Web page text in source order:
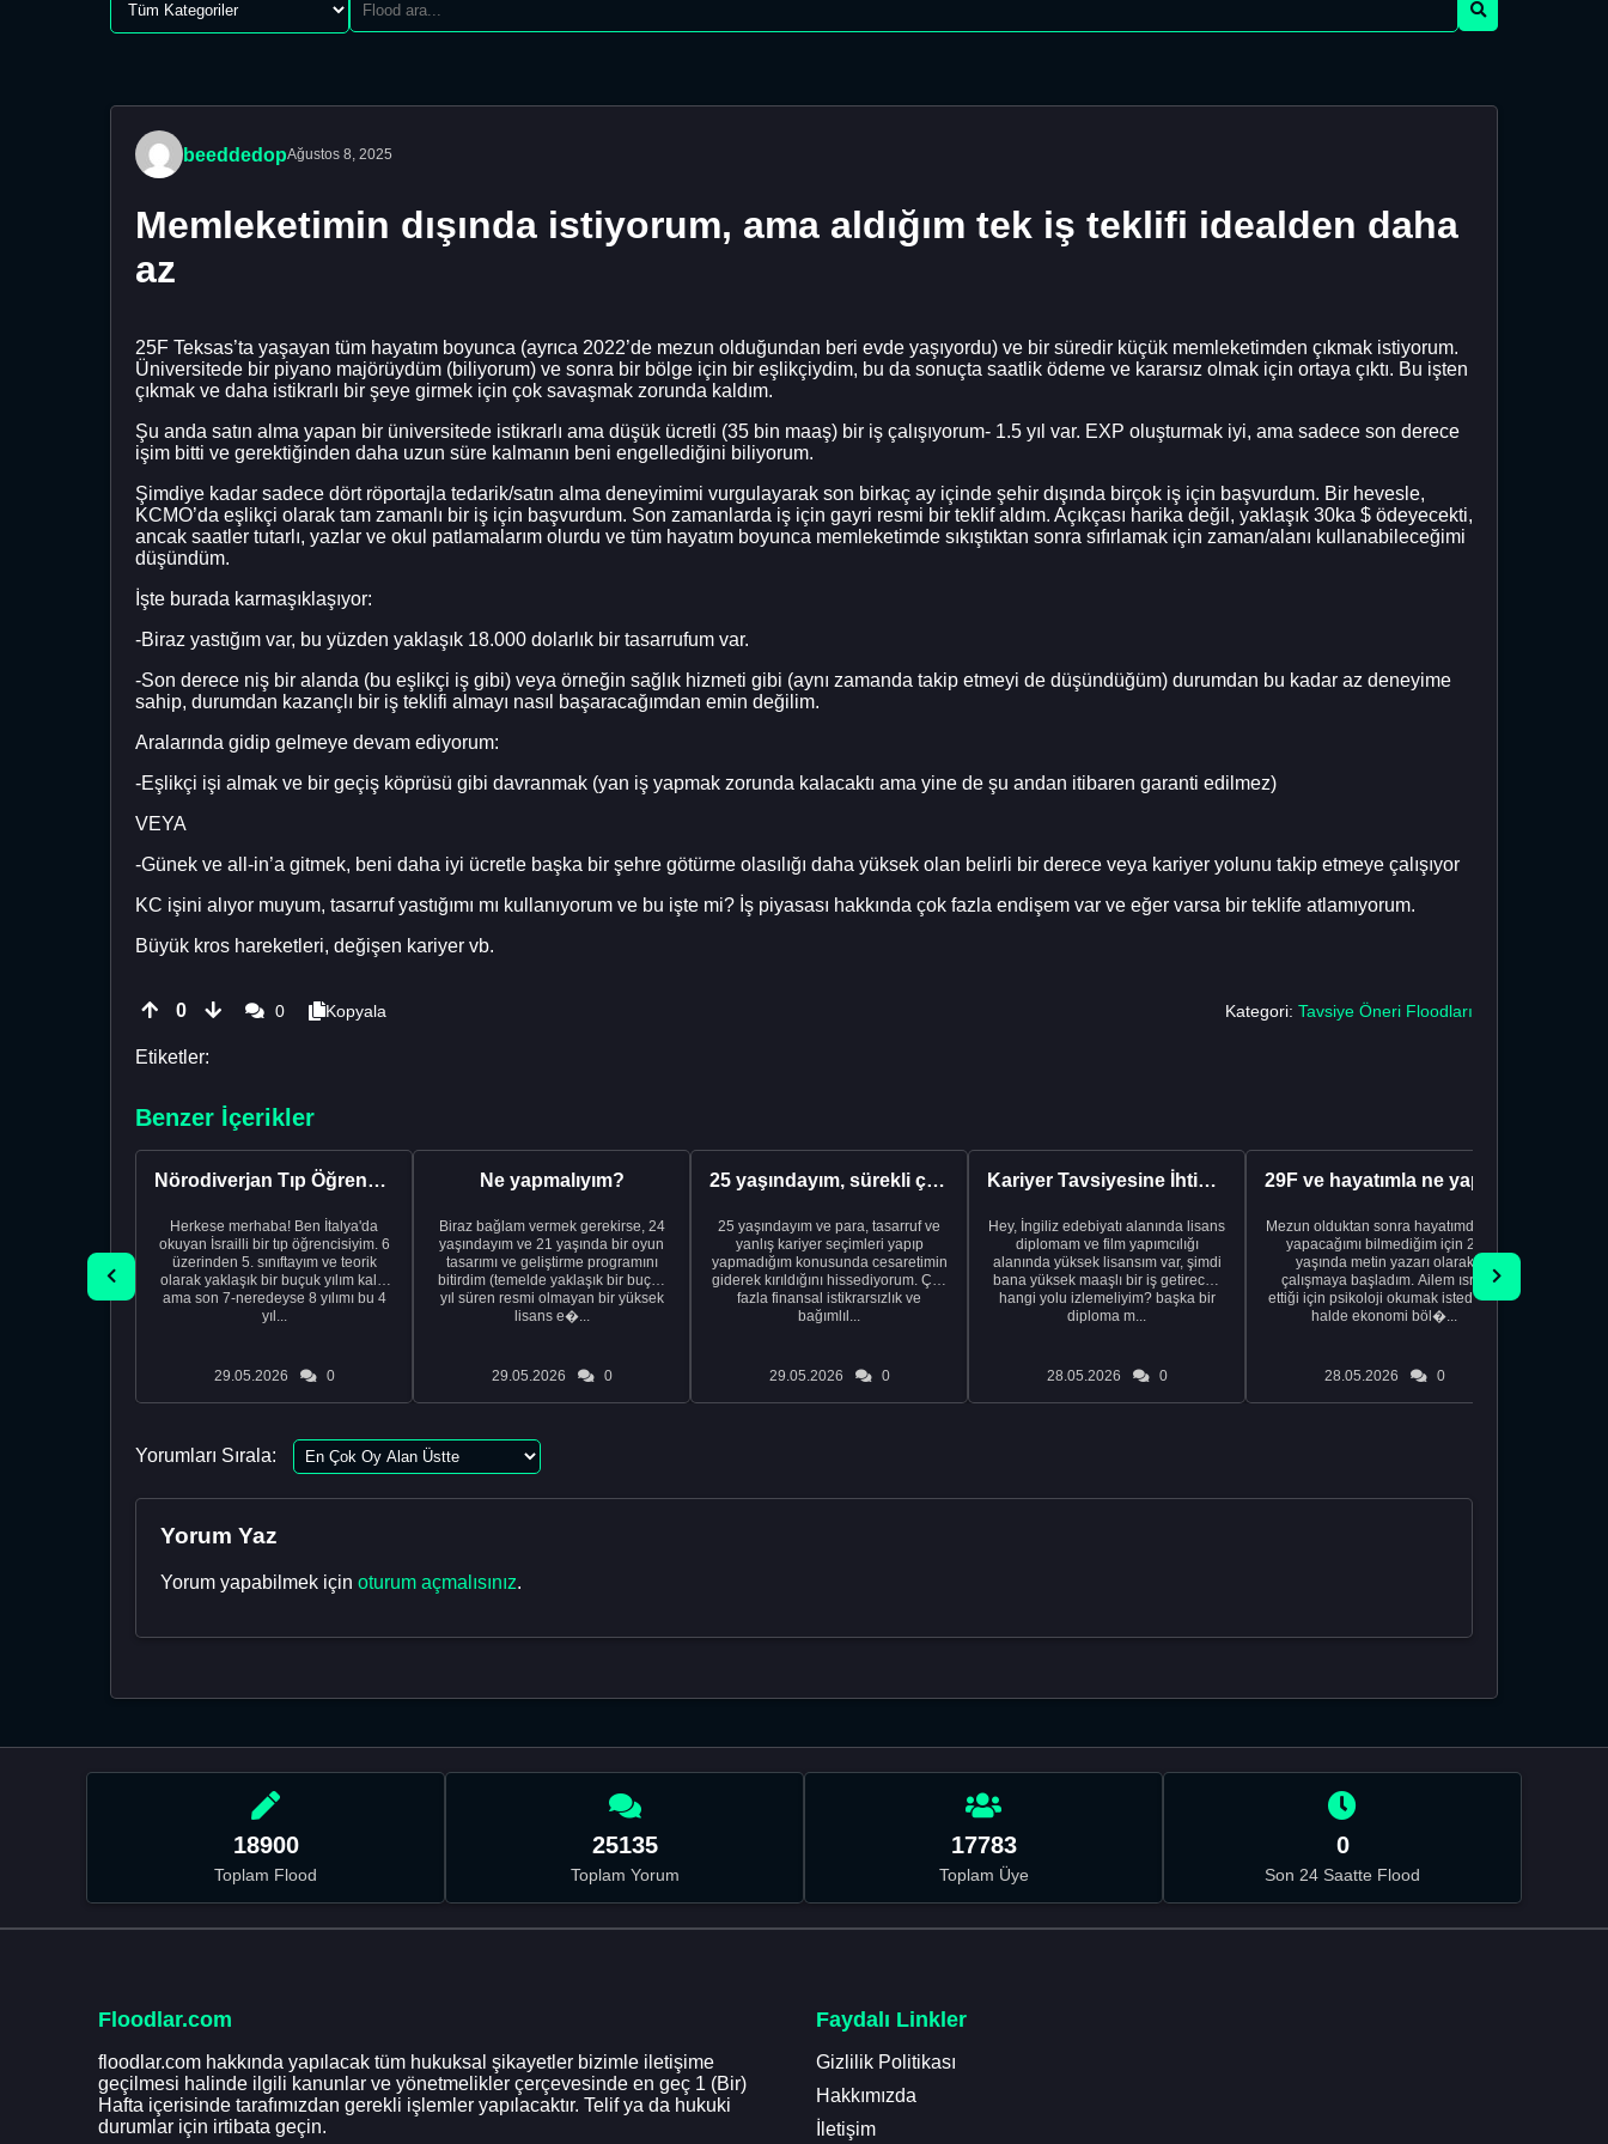
beeddedopAğustos 8, 2025
Memleketimin dışında istiyorum, ama aldığım tek iş teklifi idealden daha
az
25F Teksas’ta yaşayan tüm hayatım boyunca (ayrıca 2022’de mezun olduğundan beri evde yaşıyordu) ve bir süredir küçük memleketimden çıkmak istiyorum.
Üniversitede bir piyano majörüydüm (biliyorum) ve sonra bir bölge için bir eşlikçiydim, bu da sonuçta saatlik ödeme ve kararsız olmak için ortaya çıktı. Bu işten
çıkmak ve daha istikrarlı bir şeye girmek için çok savaşmak zorunda kaldım.
Şu anda satın alma yapan bir üniversitede istikrarlı ama düşük ücretli (35 bin maaş) bir iş çalışıyorum- 1.5 yıl var. EXP oluşturmak iyi, ama sadece son derece
işim bitti ve gerektiğinden daha uzun süre kalmanın beni engellediğini biliyorum.
Şimdiye kadar sadece dört röportajla tedarik/satın alma deneyimimi vurgulayarak son birkaç ay içinde şehir dışında birçok iş için başvurdum. Bir hevesle,
KCMO’da eşlikçi olarak tam zamanlı bir iş için başvurdum. Son zamanlarda iş için gayri resmi bir teklif aldım. Açıkçası harika değil, yaklaşık 30ka $ ödeyecekti,
ancak saatler tutarlı, yazlar ve okul patlamalarım olurdu ve tüm hayatım boyunca memleketimde sıkıştıktan sonra sıfırlamak için zaman/alanı kullanabileceğimi
düşündüm.
İşte burada karmaşıklaşıyor:
-Biraz yastığım var, bu yüzden yaklaşık 18.000 dolarlık bir tasarrufum var.
-Son derece niş bir alanda (bu eşlikçi iş gibi) veya örneğin sağlık hizmeti gibi (aynı zamanda takip etmeyi de düşündüğüm) durumdan bu kadar az deneyime
sahip, durumdan kazançlı bir iş teklifi almayı nasıl başaracağımdan emin değilim.
Aralarında gidip gelmeye devam ediyorum:
-Eşlikçi işi almak ve bir geçiş köprüsü gibi davranmak (yan iş yapmak zorunda kalacaktı ama yine de şu andan itibaren garanti edilmez)
VEYA
-Günek ve all-in’a gitmek, beni daha iyi ücretle başka bir şehre götürme olasılığı daha yüksek olan belirli bir derece veya kariyer yolunu takip etmeye çalışıyor
KC işini alıyor muyum, tasarruf yastığımı mı kullanıyorum ve bu işte mi? İş piyasası hakkında çok fazla endişem var ve eğer varsa bir teklife atlamıyorum.
Büyük kros hareketleri, değişen kariyer vb.
0 0 Kopyala Kategori: Tavsiye Öneri Floodları
Etiketler:
Benzer İçerikler
Nörodiverjan Tıp Öğrencisi Yeni Bir Yol Arıyor
Herkese merhaba! Ben İtalya'da
okuyan İsrailli bir tıp öğrencisiyim. 6
üzerinden 5. sınıftayım ve teorik
olarak yaklaşık bir buçuk yılım kaldı
ama son 7-neredeyse 8 yılımı bu 4
yıl...
29.05.2026 0
Ne yapmalıyım?
Biraz bağlam vermek gerekirse, 24
yaşındayım ve 21 yaşında bir oyun
tasarımı ve geliştirme programını
bitirdim (temelde yaklaşık bir buçuk
yıl süren resmi olmayan bir yüksek
lisans e�...
29.05.2026 0
25 yaşındayım, sürekli çalışıyorum ve hâlâ maddi a...
25 yaşındayım ve para, tasarruf ve
yanlış kariyer seçimleri yapıp
yapmadığım konusunda cesaretimin
giderek kırıldığını hissediyorum. Çok
fazla finansal istikrarsızlık ve
bağımlıl...
29.05.2026 0
Kariyer Tavsiyesine İhtiyacınız Var
Hey, İngiliz edebiyatı alanında lisans
diplomam ve film yapımcılığı
alanında yüksek lisansım var, şimdi
bana yüksek maaşlı bir iş getirecek
hangi yolu izlemeliyim? başka bir
diploma m...
28.05.2026 0
Mezun olduktan sonra hayatımda ne
yapacağımı bilmediğim için 20
yaşında metin yazarı olarak
çalışmaya başladım. Ailem ısrar
ettiği için psikoloji okumak istediğim
halde ekonomi böl�...
28.05.2026 0
Yorumları Sırala:
Yorum Yaz
Yorum yapabilmek için oturum açmalısınız.
18900
Toplam Flood
25135
Toplam Yorum
17783
Toplam Üye
0
Son 24 Saatte Flood
Floodlar.com
floodlar.com hakkında yapılacak tüm hukuksal şikayetler bizimle iletişime
geçilmesi halinde ilgili kanunlar ve yönetmelikler çerçevesinde en geç 1 (Bir)
Hafta içerisinde tarafımızdan gerekli işlemler yapılacaktır. Telif ya da hukuki
durumlar için irtibata geçin.
Faydalı Linkler
Gizlilik Politikası
Hakkımızda
İletişim